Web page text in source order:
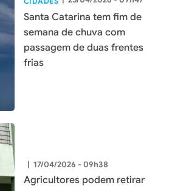
Santa Catarina tem fim de
semana de chuva com
passagem de duas frentes
frias
| 17/04/2026 - 09h38
Agricultores podem retirar